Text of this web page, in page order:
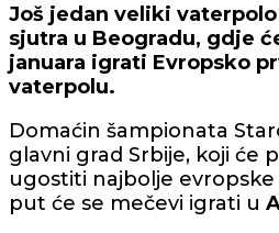
Još jedan veliki
sjutra u Beogradu, gdje
januara igrati Evropsko
vaterpolu.
Domaćin šampionata
glavni grad Srbije, koji će
ugostiti najbolje evropske
put će se mečevi igrati u